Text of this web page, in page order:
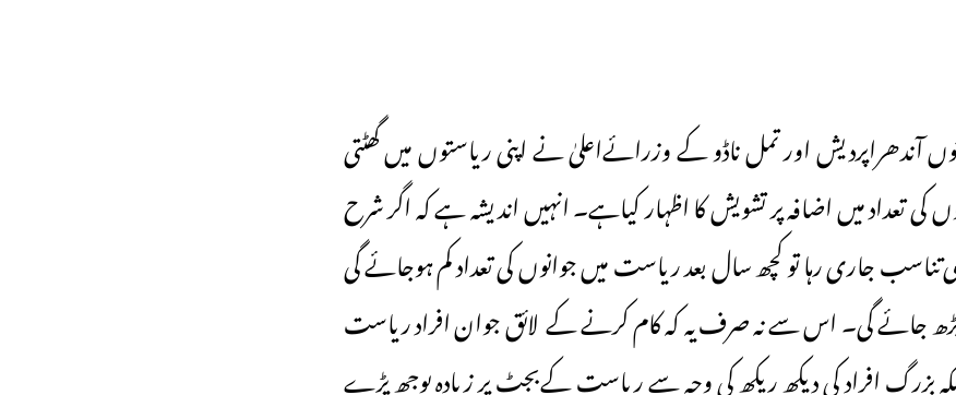
آندھراپردیش اور تمل ناڈو کے وزرائےاعلیٰ نے اپنی ریاستوں میں گھٹتی
کی تعداد میں اضافہ پر تشویش کا اظہار کیاہے۔ انہیں اندیشہ ہے کہ اگر شرح
تناسب جاری رہا تو کچھ سال بعد ریاست میں جوانوں کی تعداد کم ہوجائے گی
بڑھ جائے گی۔ اس سے نہ صرف یہ کہ کام کرنے کے لائق جوان افراد ریاست
بزرگ افراد کی دیکھ ریکھ کی وجہ سے ریاست کےبجٹ پر زیادہ بوجھ پڑے